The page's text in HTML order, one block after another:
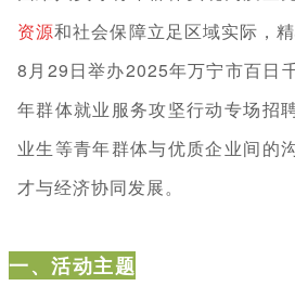
资源和社会保障立足区域实际，
8月29日举办2025年万宁市百日
年群体就业服务攻坚行动专场招
业生等青年群体与优质企业间的
才与经济协同发展。
一、活动主题